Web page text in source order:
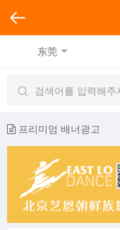
东莞
프리미엄 배너광고